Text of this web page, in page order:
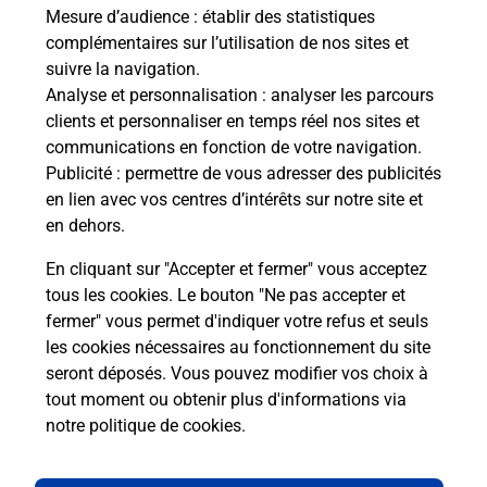
Mesure d’audience : établir des statistiques
complémentaires sur l’utilisation de nos sites et
suivre la navigation.
Analyse et personnalisation : analyser les parcours
clients et personnaliser en temps réel nos sites et
communications en fonction de votre navigation.
Publicité : permettre de vous adresser des publicités
en lien avec vos centres d’intérêts sur notre site et
en dehors.
En cliquant sur "Accepter et fermer" vous acceptez
tous les cookies. Le bouton "Ne pas accepter et
fermer" vous permet d'indiquer votre refus et seuls
les cookies nécessaires au fonctionnement du site
seront déposés. Vous pouvez modifier vos choix à
tout moment ou obtenir plus d'informations via
notre politique de cookies.
Envoyer un colis
Vous souhaitez envoyer un colis depuis : BEDOUS
(64490) ? Découvrez toutes les solutions
proposées par La Poste.
En savoir plus
Questions fréquemment posées